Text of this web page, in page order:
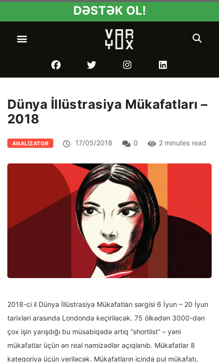
DƏSTƏK OL!
Dünya İllüstrasiya Mükafatları –
2018
ANALIZATOR 17/05/2018 0 2 minutes read
2018-ci il Dünya İllüstrasiya Mükafatları sərgisi 6 İyun – 20 İyun
tarixləri arasında Londonda keçiriləcək. 75 ölkədən 3000-dən
çox işin yarışdığı bu müsabiqədə artıq “shortlist” – yəni
mükafatlar üçün ən real namizədlər açıqlanıb. Mükafatlar 8
kateqoriya üçün veriləcək. Mükafatların içində pul mükafatı,